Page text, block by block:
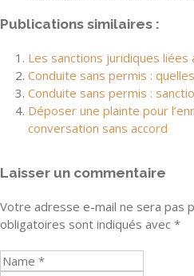
Publications similaires :
Les sanctions juridiques
Conduite sans permis :
Conduite sans permis :
Déposer une plainte pour
conversation sans accord
Laisser un commentaire
Votre adresse e-mail ne sera pas
obligatoires sont indiqués avec *